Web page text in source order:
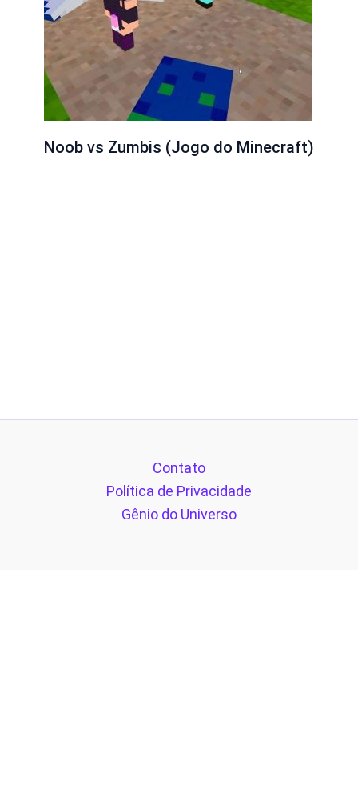
Noob vs Zumbis (Jogo do Minecraft)
Contato
Política de Privacidade
Gênio do Universo